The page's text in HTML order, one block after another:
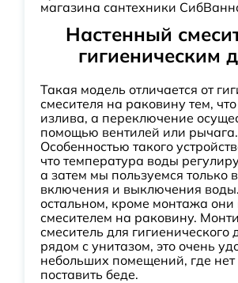
магазина сантехники
Настенный
гигиеническим
Такая модель отличается от
смесителя на раковину тем,
излива, а переключение
помощью вентилей или рычага.
Особенностью такого
что температура воды
а затем мы пользуемся только
включения и выключения
остальном, кроме монтажа
смесителем на раковину.
смеситель для гигиенического
рядом с унитазом, это очень
небольших помещений, где
поставить беде.